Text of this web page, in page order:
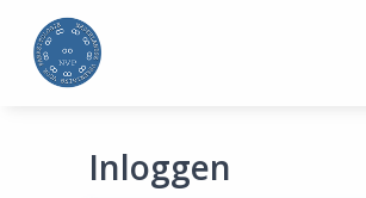
Inloggen